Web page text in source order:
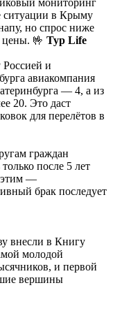
ситуации в Крыму
но спрос ниже
🤟 Тур Life
и
авиакомпания
— 4, а из
20. Это даст
для перелётов в
граждан
после 5 лет
этим —
брак последует
внесли в Книгу
молодой
и первой
вершины